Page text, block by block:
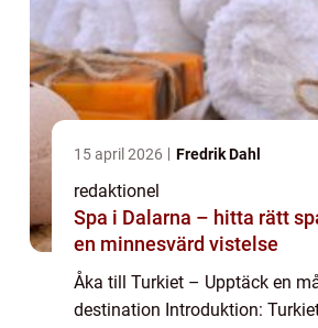
15 april 2026 Fredrik Dahl
redaktionel
Spa i Dalarna – hitta rätt
en minnesvärd vistelse
Åka till Turkiet – Upptäck en
destination Introduktion: